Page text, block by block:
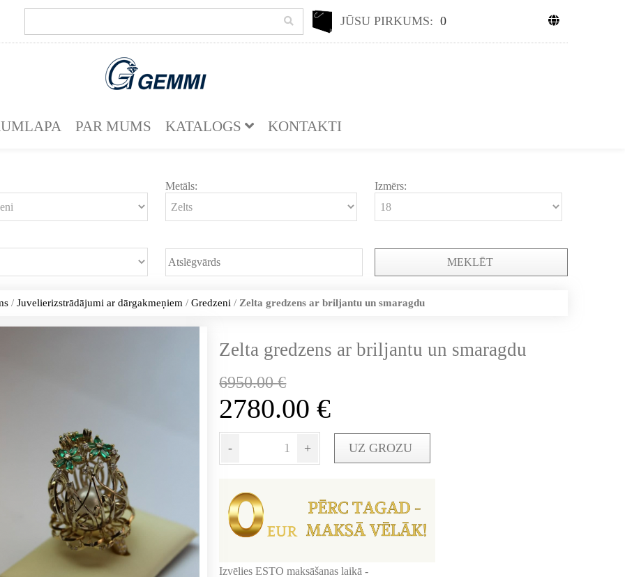
JŪSU PIRKUMS: 0
PAR MUMS KATALOGS KONTAKTI
Metāls: Izmērs:
MEKLĒT
/ Juvelierizstrādājumi ar dārgakmeņiem / Gredzeni / Zelta gredzens ar briljantu un smaragdu
Zelta gredzens ar briljantu un smaragdu
6950.00€
2780.00€
- + UZ GROZU
Izvēlies ESTO maksāšanas laikā -